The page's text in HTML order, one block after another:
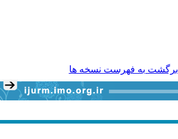
برگشت به فهرست نسخه ها